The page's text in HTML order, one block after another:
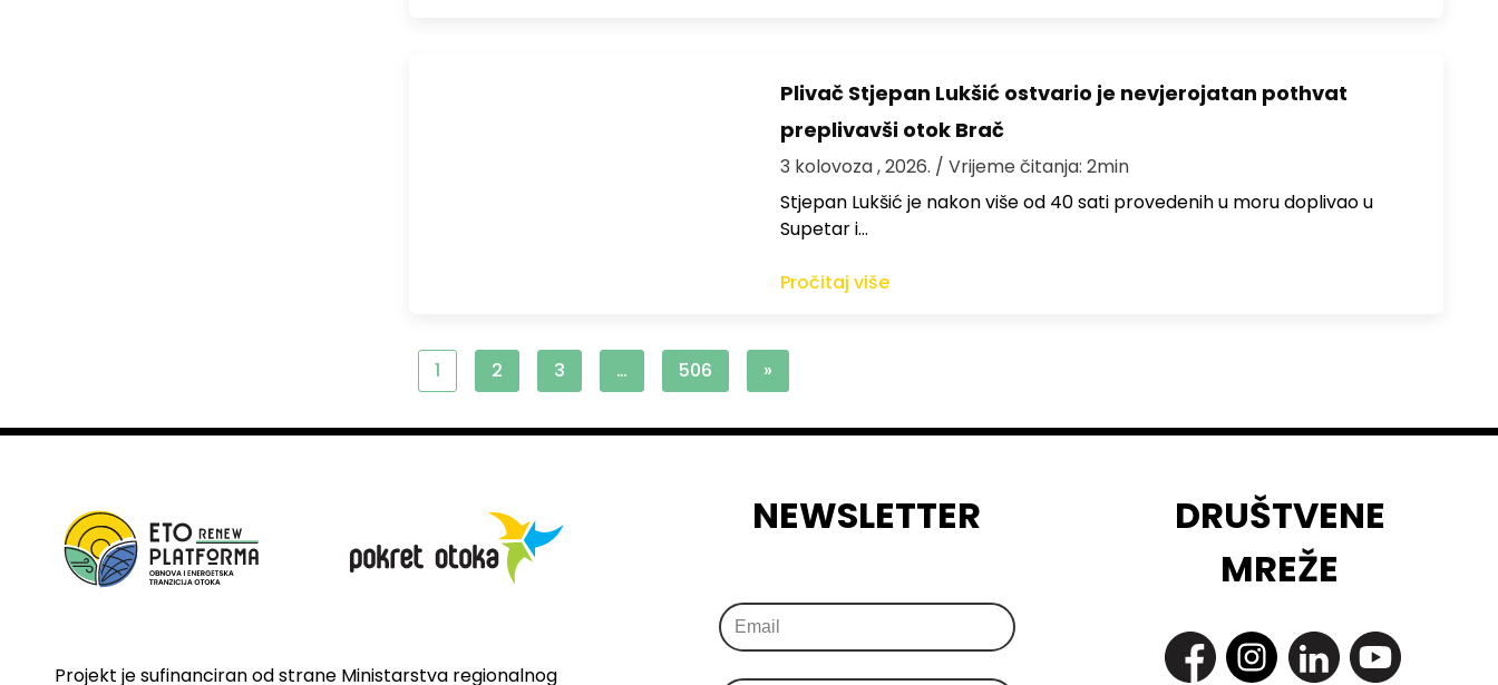
Plivač Stjepan Lukšić ostvario je nevjerojatan pothvat
preplivavši otok Brač
3 kolovoza , 2026. / Vrijeme čitanja: 2min
St​jepan Lukšić je nakon više od 40 sati provedenih u moru doplivao u
Supetar i…
Pročitaj više
1 2 3 … 506 »
Projekt je sufinanciran od strane Ministarstva regionalnog
NEWSLETTER
DRUŠTVENE
MREŽE